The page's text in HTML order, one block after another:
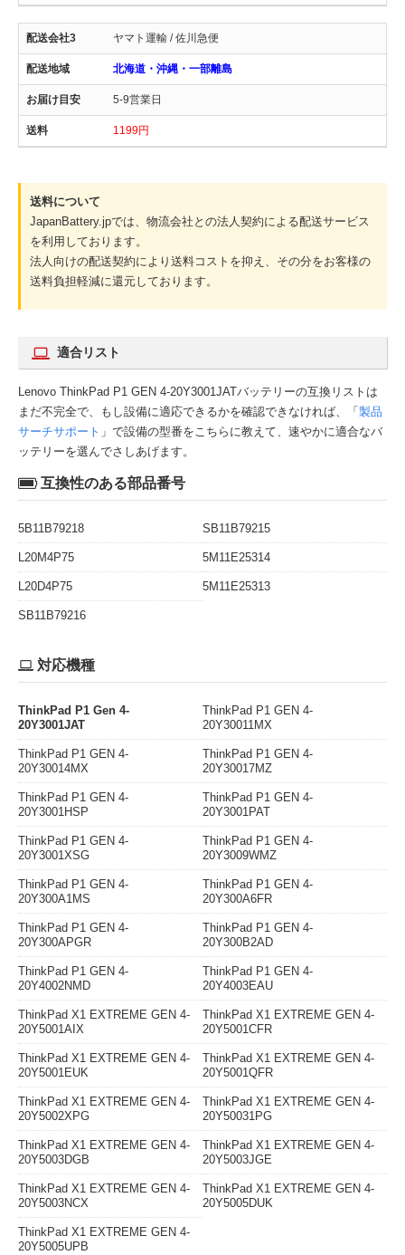
ヤマト運輸 / 佐川急便
北海道・沖縄・一部離島
5-9営業日
1199円
送料について
JapanBattery.jpでは、物流会社との法人契約による配送サービス
を利用しております。
法人向けの配送契約により送料コストを抑え、その分をお客様の
送料負担軽減に還元しております。
適合リスト
Lenovo ThinkPad P1 GEN 4-20Y3001JATバッテリーの互換リストは
まだ不完全で、もし設備に適応できるかを確認できなければ、「 製品
サーチサポート 」で設備の型番をこちらに教えて、速やかに適合なバ
ッテリーを選んでさしあげます。
互換性のある部品番号
5B11B79218 SB11B79215
L20M4P75 5M11E25314
L20D4P75 5M11E25313
SB11B79216
対応機種
ThinkPad P1 Gen 4-
20Y3001JAT
ThinkPad P1 GEN 4-
20Y30011MX
ThinkPad P1 GEN 4-
20Y30014MX
ThinkPad P1 GEN 4-
20Y30017MZ
ThinkPad P1 GEN 4-
20Y3001HSP
ThinkPad P1 GEN 4-
20Y3001PAT
ThinkPad P1 GEN 4-
20Y3001XSG
ThinkPad P1 GEN 4-
20Y3009WMZ
ThinkPad P1 GEN 4-
20Y300A1MS
ThinkPad P1 GEN 4-
20Y300A6FR
ThinkPad P1 GEN 4-
20Y300APGR
ThinkPad P1 GEN 4-
20Y300B2AD
ThinkPad P1 GEN 4-
20Y4002NMD
ThinkPad P1 GEN 4-
20Y4003EAU
ThinkPad X1 EXTREME GEN 4-
20Y5001AIX
ThinkPad X1 EXTREME GEN 4-
20Y5001CFR
ThinkPad X1 EXTREME GEN 4-
20Y5001EUK
ThinkPad X1 EXTREME GEN 4-
20Y5001QFR
ThinkPad X1 EXTREME GEN 4-
20Y5002XPG
ThinkPad X1 EXTREME GEN 4-
20Y50031PG
ThinkPad X1 EXTREME GEN 4-
20Y5003DGB
ThinkPad X1 EXTREME GEN 4-
20Y5003JGE
ThinkPad X1 EXTREME GEN 4-
20Y5003NCX
ThinkPad X1 EXTREME GEN 4-
20Y5005DUK
ThinkPad X1 EXTREME GEN 4-
20Y5005UPB